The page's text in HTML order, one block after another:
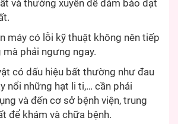
và thường xuyên để đảm bảo đạt
máy có lỗi kỹ thuật không nên tiếp
phải ngưng ngay.
có dấu hiệu bất thường như đau
nổi những hạt li ti,… cần phải
và đến cơ sở bệnh viện, trung
để khám và chữa bệnh.